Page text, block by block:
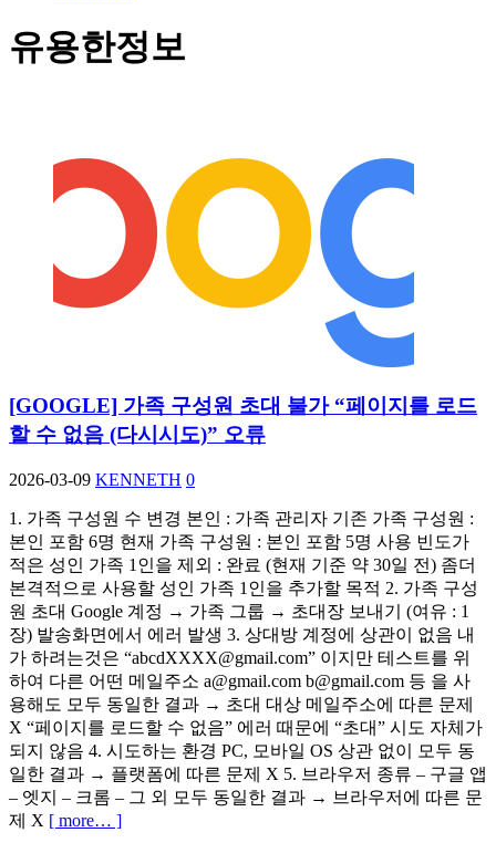
유용한정보
[GOOGLE] 가족 구성원 초대 불가 “페이지를 로드
할 수 없음 (다시시도)” 오류
2026-03-09 KENNETH 0
1. 가족 구성원 수 변경 본인 : 가족 관리자 기존 가족 구성원 :
본인 포함 6명 현재 가족 구성원 : 본인 포함 5명 사용 빈도가
적은 성인 가족 1인을 제외 : 완료 (현재 기준 약 30일 전) 좀더
본격적으로 사용할 성인 가족 1인을 추가할 목적 2. 가족 구성
원 초대 Google 계정 → 가족 그룹 → 초대장 보내기 (여유 : 1
장) 발송화면에서 에러 발생 3. 상대방 계정에 상관이 없음 내
가 하려는것은 “abcdXXXX@gmail.com” 이지만 테스트를 위
하여 다른 어떤 메일주소 a@gmail.com b@gmail.com 등 을 사
용해도 모두 동일한 결과 → 초대 대상 메일주소에 따른 문제
X “페이지를 로드할 수 없음” 에러 때문에 “초대” 시도 자체가
되지 않음 4. 시도하는 환경 PC, 모바일 OS 상관 없이 모두 동
일한 결과 → 플랫폼에 따른 문제 X 5. 브라우저 종류 – 구글 앱
– 엣지 – 크롬 – 그 외 모두 동일한 결과 → 브라우저에 따른 문
제 X [ more… ]